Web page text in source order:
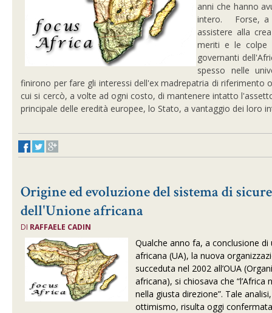
anni che hanno
intero. Forse, a
assistere alla
meriti e le colpe
governanti
spesso nelle
finirono per fare gli interessi dell'ex madrepatria di riferimento
cui si cercò, a volte ad ogni costo, di mantenere intatto
principale delle eredità europee, lo Stato, a vantaggio dei loro
Origine ed evoluzione del sistema di
dell'Unione africana
DI RAFFAELE CADIN
Qualche anno fa, a conclusione di
africana (UA), la nuova
succeduta nel 2002 all’OUA
africana), si chiosava che “l’Africa
nella giusta direzione”. Tale
ottimismo, risulta oggi confermata